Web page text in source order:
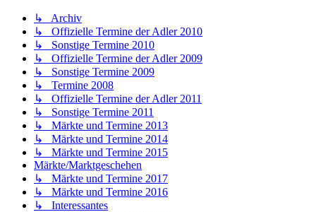
↳ Archiv
↳ Offizielle Termine der Adler 2010
↳ Sonstige Termine 2010
↳ Offizielle Termine der Adler 2009
↳ Sonstige Termine 2009
↳ Termine 2008
↳ Offizielle Termine der Adler 2011
↳ Sonstige Termine 2011
↳ Märkte und Termine 2013
↳ Märkte und Termine 2014
↳ Märkte und Termine 2015
Märkte/Marktgeschehen
↳ Märkte und Termine 2017
↳ Märkte und Termine 2016
↳ Interessantes